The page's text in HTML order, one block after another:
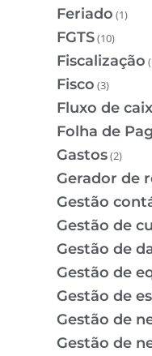
Feriado (1)
FGTS(10)
Fiscalização
Fisco (3)
Fluxo de
Folha de
Gastos(2)
Gerador de
Gestão
Gestão de
Gestão de
Gestão de
Gestão de
Gestão de
Gestão de